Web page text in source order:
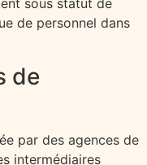
de personnel dans
de
par des agences de
intermédiaires